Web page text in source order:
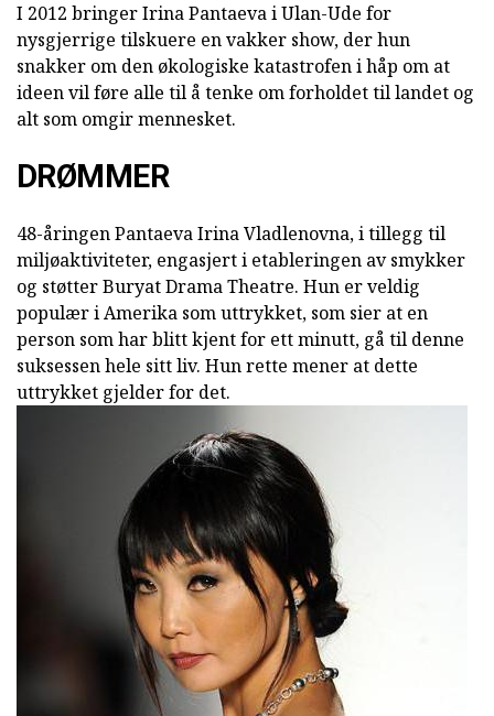
I 2012 bringer Irina Pantaeva i Ulan-Ude for
nysgjerrige tilskuere en vakker show, der hun
snakker om den økologiske katastrofen i håp om at
ideen vil føre alle til å tenke om forholdet til landet og
alt som omgir mennesket.
DRØMMER
48-åringen Pantaeva Irina Vladlenovna, i tillegg til
miljøaktiviteter, engasjert i etableringen av smykker
og støtter Buryat Drama Theatre. Hun er veldig
populær i Amerika som uttrykket, som sier at en
person som har blitt kjent for ett minutt, gå til denne
suksessen hele sitt liv. Hun rette mener at dette
uttrykket gjelder for det.